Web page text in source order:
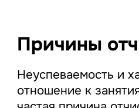
Причины
Неуспеваемость и
отношение к